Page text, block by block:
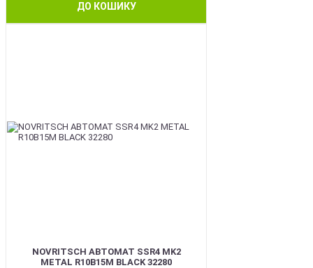
ДО КОШИКУ
NOVRITSCH АВТОМАТ SSR4 MK2
METAL R10B15M BLACK 32280